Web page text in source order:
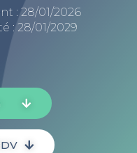
: 28/01/2026
: 28/01/2029